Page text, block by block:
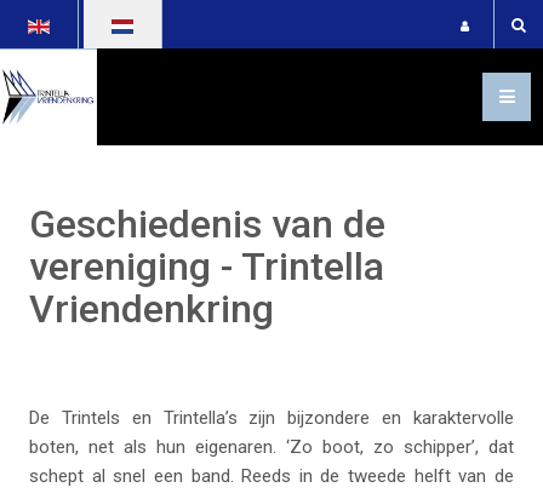
Geschiedenis van de
vereniging - Trintella
Vriendenkring
De Trintels en Trintella’s zijn bijzondere en karaktervolle
boten, net als hun eigenaren. ‘Zo boot, zo schipper’, dat
schept al snel een band. Reeds in de tweede helft van de